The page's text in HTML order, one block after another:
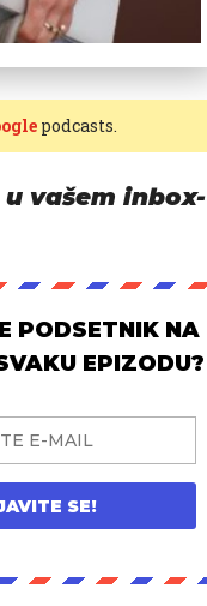
podcasts.
vašem inbox-
PODSETNIK NA
EPIZODU?
SE!